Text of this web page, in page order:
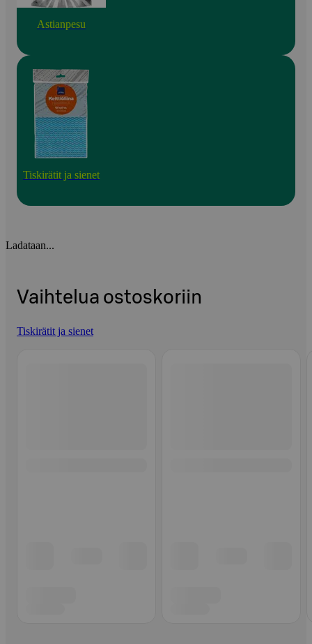
Astianpesu
Tiskirätit ja sienet
Ladataan...
Vaihtelua ostoskoriin
Tiskirätit ja sienet